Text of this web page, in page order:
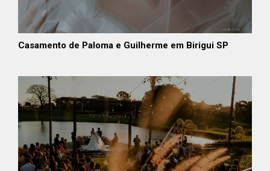
Casamento de Paloma e Guilherme em Birigui SP